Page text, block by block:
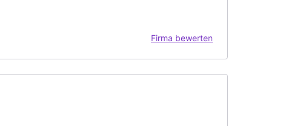
Firma bewerten